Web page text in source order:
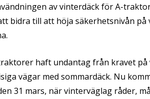
av vinterdäck för A-
bidra till att höja säkerhetsnivån
haft undantag från kravet
vägar med sommardäck. Nu
31 mars, när vinterväglag råder,